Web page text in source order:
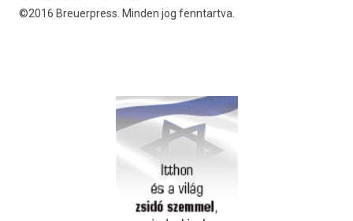
©2016 Breuerpress. Minden jog fenntartva.